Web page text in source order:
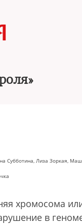
Субботина, Лиза Зоркая,
хромосома
в